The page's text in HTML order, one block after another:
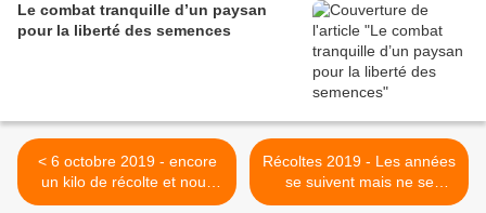
Le combat tranquille d’un paysan
pour la liberté des semences
< 6 octobre 2019 - encore
un kilo de récolte et nous
voilà à 130 kg
Récoltes 2019 - Les années
se suivent mais ne se
ressemblent pas >